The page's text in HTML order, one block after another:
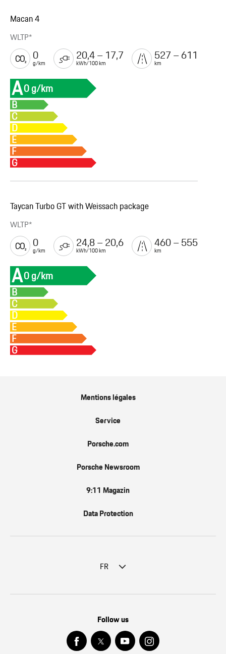
Macan 4
WLTP*
0
g/km
20,4 – 17,7
kWh/100 km
527 – 611
km
A0 g/km
B
C
D
E
F
G
Taycan Turbo GT with Weissach package
WLTP*
0
g/km
24,8 – 20,6
kWh/100 km
460 – 555
km
A0 g/km
B
C
D
E
F
G
Mentions légales
Service
Porsche.com
Porsche Newsroom
9:11 Magazin
Data Protection
FR
Follow us